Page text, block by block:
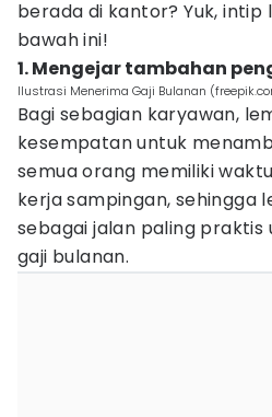
berada di kantor? Yuk, intip
bawah ini!
1. Mengejar tambahan
Ilustrasi Menerima Gaji Bulanan
Bagi sebagian karyawan,
kesempatan untuk
semua orang memiliki
kerja sampingan, sehingga
sebagai jalan paling
gaji bulanan.